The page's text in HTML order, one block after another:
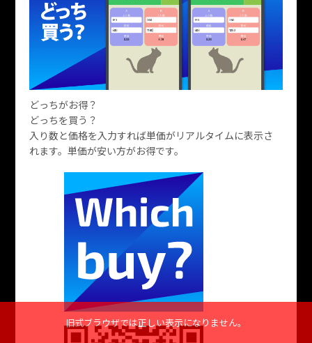
旧式ブラウザでは正しい表示になりません。
どっちがお得？
どっちを買う？
入り数と価格を入力すれば単価がリアルタイムに表示さ
れます。単価が安い方がお得です。